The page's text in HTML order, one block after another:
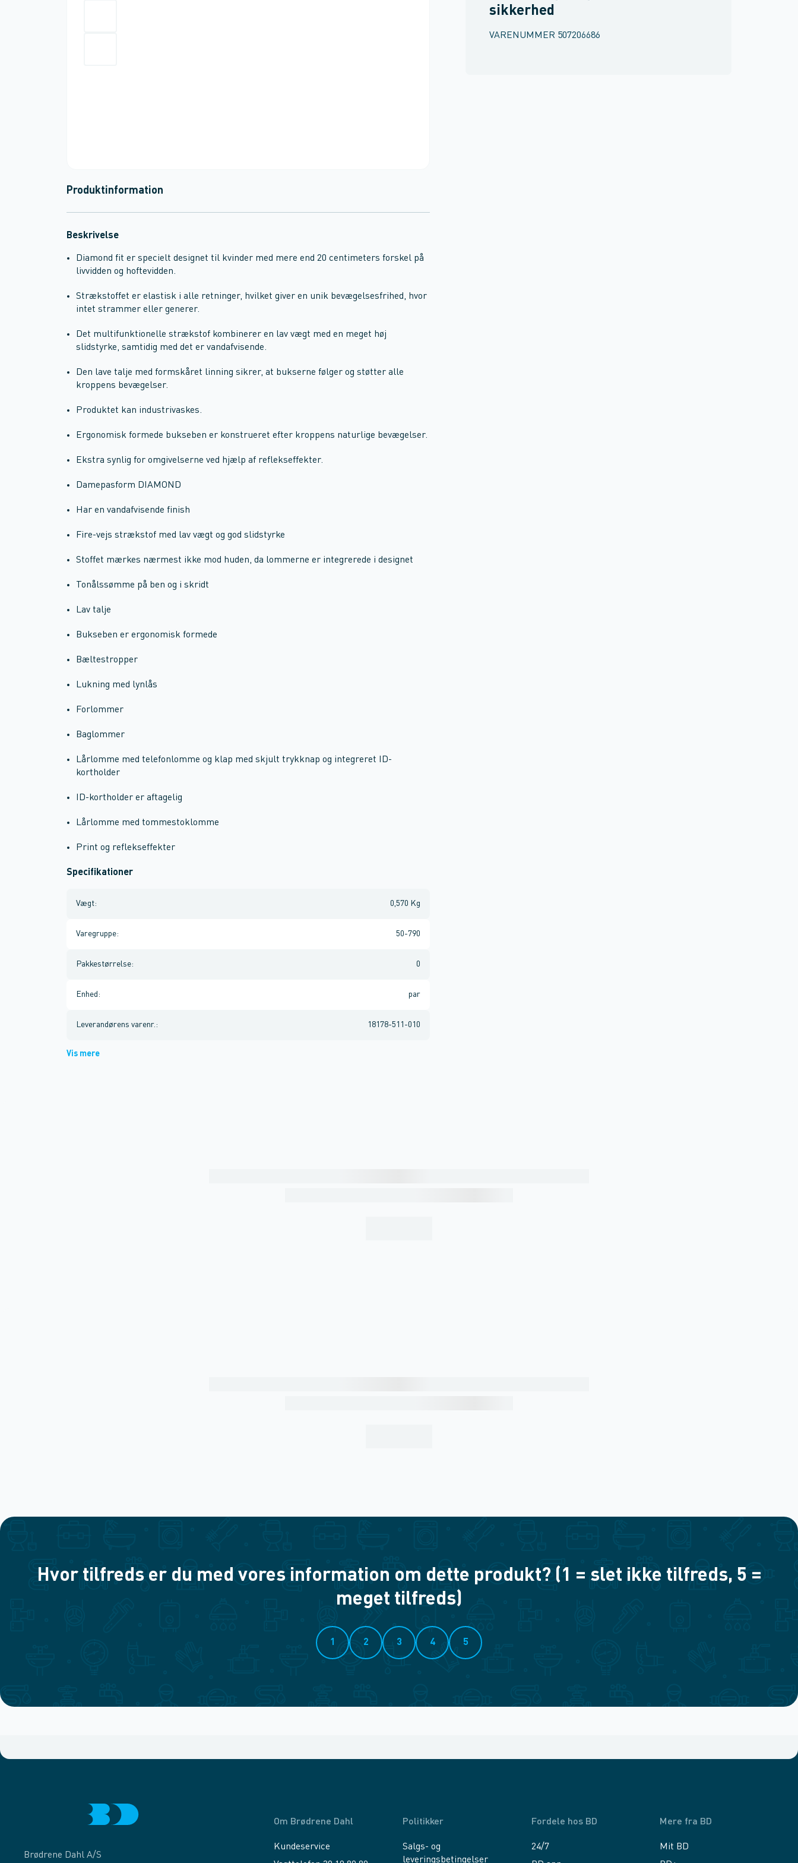
sikkerhed
VARENUMMER 507206686
Produktinformation
Beskrivelse
Diamond fit er specielt designet til kvinder med mere end 20 centimeters forskel på
livvidden og hoftevidden.
Strækstoffet er elastisk i alle retninger, hvilket giver en unik bevægelsesfrihed, hvor
intet strammer eller generer.
Det multifunktionelle strækstof kombinerer en lav vægt med en meget høj
slidstyrke, samtidig med det er vandafvisende.
Den lave talje med formskåret linning sikrer, at bukserne følger og støtter alle
kroppens bevægelser.
Produktet kan industrivaskes.
Ergonomisk formede bukseben er konstrueret efter kroppens naturlige bevægelser.
Ekstra synlig for omgivelserne ved hjælp af reflekseffekter.
Damepasform DIAMOND
Har en vandafvisende finish
Fire-vejs strækstof med lav vægt og god slidstyrke
Stoffet mærkes nærmest ikke mod huden, da lommerne er integrerede i designet
Tonålssømme på ben og i skridt
Lav talje
Bukseben er ergonomisk formede
Bæltestropper
Lukning med lynlås
Forlommer
Baglommer
Lårlomme med telefonlomme og klap med skjult trykknap og integreret ID-
kortholder
ID-kortholder er aftagelig
Lårlomme med tommestoklomme
Print og reflekseffekter
Specifikationer
Vægt: 0,570 Kg
Varegruppe: 50-790
Pakkestørrelse: 0
Enhed : par
Leverandørens varenr. : 18178-511-010
Vis mere
Hvor tilfreds er du med vores information om dette produkt? (1 = slet ikke tilfreds, 5 =
meget tilfreds)
1 2 3 4 5
Brødrene Dahl A/S
Om Brødrene Dahl
Kundeservice
Politikker
Salgs- og
leveringsbetingelser
Fordele hos BD
24/7
Mere fra BD
Mit BD